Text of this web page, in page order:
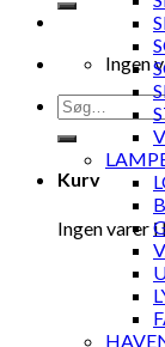
Ingen
Søg
efter:
Kurv
Ingen varer i